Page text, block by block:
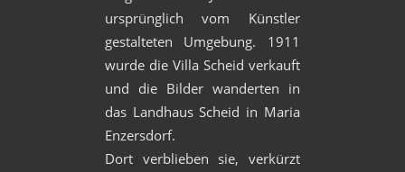
ursprünglich vom Künstler
gestalteten Umgebung. 1911
wurde die Villa Scheid verkauft
und die Bilder wanderten in
das Landhaus Scheid in Maria
Enzersdorf.
Dort verblieben sie, verkürzt